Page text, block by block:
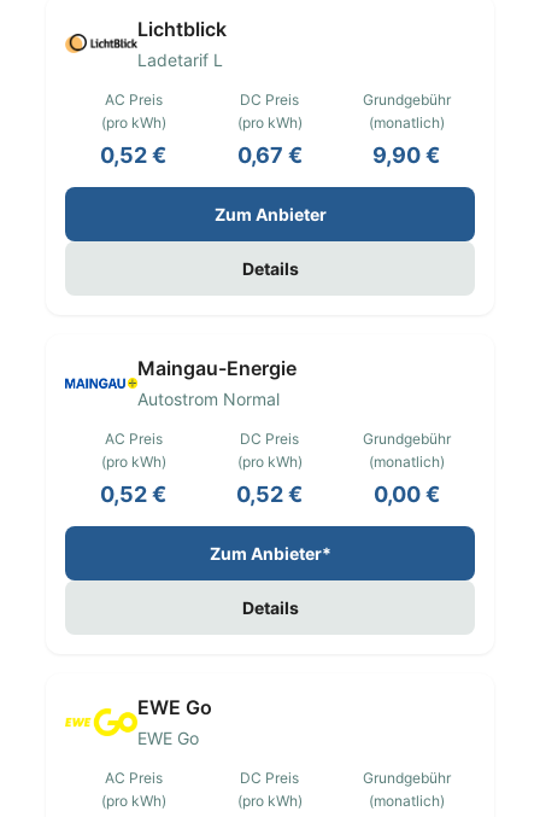
Lichtblick
Ladetarif L
AC Preis
(pro kWh)
0,52 €
DC Preis
(pro kWh)
0,67 €
Grundgebühr
(monatlich)
9,90 €
Zum Anbieter
Details
Maingau-Energie
Autostrom Normal
AC Preis
(pro kWh)
0,52 €
DC Preis
(pro kWh)
0,52 €
Grundgebühr
(monatlich)
0,00 €
Zum Anbieter*
Details
EWE Go
EWE Go
AC Preis
(pro kWh)
DC Preis
(pro kWh)
Grundgebühr
(monatlich)